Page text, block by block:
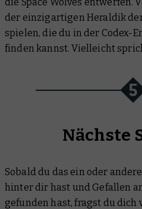
der einzigartigen Heraldik
spielen, die du in der Codex-
finden kannst. Vielleicht
Nächste
Sobald du das ein oder
hinter dir hast und Gefallen
gefunden hast, fragst du dich